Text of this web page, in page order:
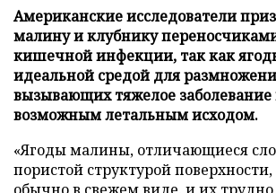
Американские исследователи
малину и клубнику
кишечной инфекции, так как
идеальной средой для
вызывающих тяжелое
возможным летальным исходом.
«Ягоды малины, отличающиеся
пористой структурой